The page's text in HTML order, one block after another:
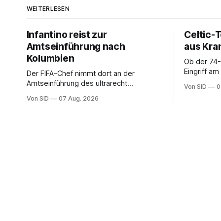
WEITERLESEN
Infantino reist zur
Amtseinführung nach
Kolumbien
Der FIFA-Chef nimmt dort an der
Amtseinführung des ultrarecht
Von SID 07 Aug. 2026
Celtic-
aus
Ob der
Eingriff
Von SID